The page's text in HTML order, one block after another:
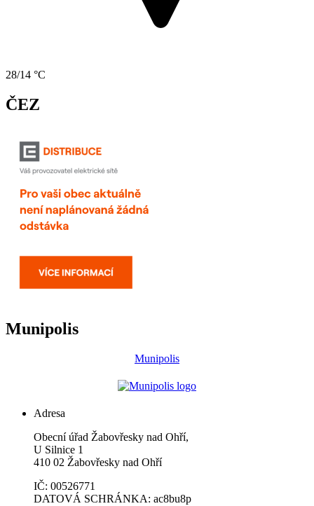
28/14 °C
ČEZ
Munipolis
Munipolis
Adresa
Obecní úřad Žabovřesky nad Ohří,
U Silnice 1
410 02 Žabovřesky nad Ohří
IČ: 00526771
DATOVÁ SCHRÁNKA: ac8bu8p